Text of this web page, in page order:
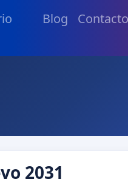
Blog Contacto
2031